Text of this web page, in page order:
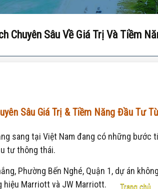
Trang chủ
Chuyên Sâu Về Giá Trị Và Tiềm
Sâu Giá Trị & Tiềm Năng Đầu
sang tại Việt Nam đang có những bước
tư thông thái.
Phường Bến Nghé, Quận 1, dự án
hiệu Marriott và JW Marriott.